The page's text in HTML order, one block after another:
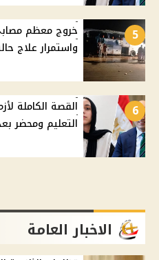
5
خروج معظم
واستمرار علاج
6
التعليم ومحضر
الاخبار العامة